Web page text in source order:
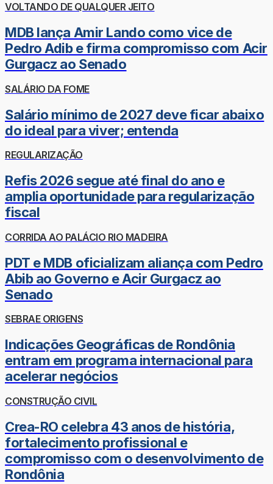
VOLTANDO DE QUALQUER JEITO
MDB lança Amir Lando como vice de
Pedro Adib e firma compromisso com Acir
Gurgacz ao Senado
SALÁRIO DA FOME
Salário mínimo de 2027 deve ficar abaixo
do ideal para viver; entenda
REGULARIZAÇÃO
Refis 2026 segue até final do ano e
amplia oportunidade para regularização
fiscal
CORRIDA AO PALÁCIO RIO MADEIRA
PDT e MDB oficializam aliança com Pedro
Abib ao Governo e Acir Gurgacz ao
Senado
SEBRAE ORIGENS
Indicações Geográficas de Rondônia
entram em programa internacional para
acelerar negócios
CONSTRUÇÃO CIVIL
Crea-RO celebra 43 anos de história,
fortalecimento profissional e
compromisso com o desenvolvimento de
Rondônia